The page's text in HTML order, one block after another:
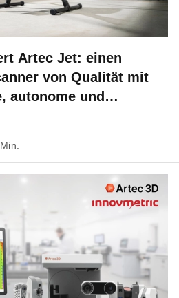
Artec Jet: einen
von Qualität mit
autonome und